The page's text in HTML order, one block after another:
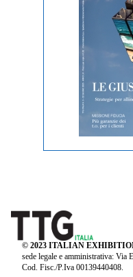
© 2023 ITALIAN
sede legale e amministrativa:
Cod. Fisc./P.Iva 00139440408.